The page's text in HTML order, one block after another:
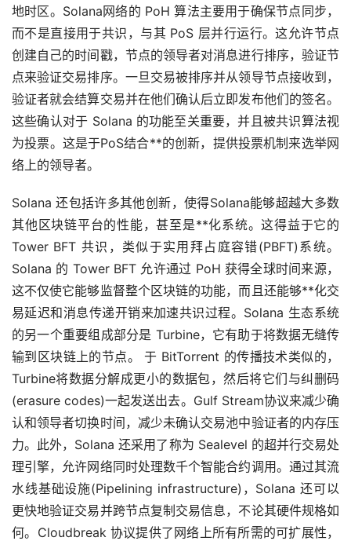
地时区。Solana网络的 PoH 算法主要用于确保节点同步，
而不是直接用于共识，与其 PoS 层并行运行。这允许节点
创建自己的时间戳，节点的领导者对消息进行排序，验证节
点来验证交易排序。一旦交易被排序并从领导节点接收到，
验证者就会结算交易并在他们确认后立即发布他们的签名。
这些确认对于 Solana 的功能至关重要，并且被共识算法视
为投票。这是于PoS结合**的创新，提供投票机制来选举网
络上的领导者。
Solana 还包括许多其他创新，使得Solana能够超越大多数
其他区块链平台的性能，甚至是**化系统。这得益于它的
Tower BFT 共识，类似于实用拜占庭容错(PBFT)系统。
Solana 的 Tower BFT 允许通过 PoH 获得全球时间来源，
这不仅使它能够监督整个区块链的功能，而且还能够**化交
易延迟和消息传递开销来加速共识过程。Solana 生态系统
的另一个重要组成部分是 Turbine，它有助于将数据无缝传
输到区块链上的节点。 于 BitTorrent 的传播技术类似的，
Turbine将数据分解成更小的数据包，然后将它们与纠删码
(erasure codes)一起发送出去。Gulf Stream协议来减少确
认和领导者切换时间，减少未确认交易池中验证者的内存压
力。此外，Solana 还采用了称为 Sealevel 的超并行交易处
理引擎，允许网络同时处理数千个智能合约调用。通过其流
水线基础设施(Pipelining infrastructure)，Solana 还可以
更快地验证交易并跨节点复制交易信息，不论其硬件规格如
何。Cloudbreak 协议提供了网络上所有所需的可扩展性，